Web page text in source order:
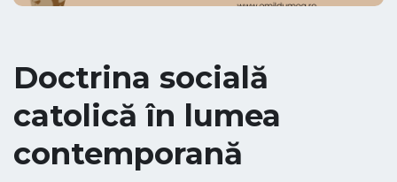
Doctrina socială
catolică în lumea
contemporană